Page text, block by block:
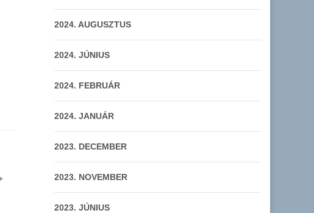
2024. AUGUSZTUS
2024. JÚNIUS
2024. FEBRUÁR
2024. JANUÁR
2023. DECEMBER
2023. NOVEMBER
2023. JÚNIUS